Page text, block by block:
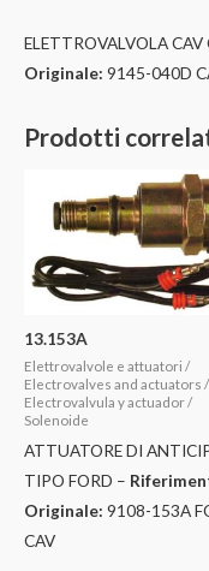
ELETTROVALVOLA CAV
Originale: 9145-040D
Prodotti
13.153A
Elettrovalvole e attuatori /
Electrovalves and actuators /
Electrovalvula y actuador /
Solenoide
ATTUATORE DI
TIPO FORD –
Originale: 9108-153A
CAV